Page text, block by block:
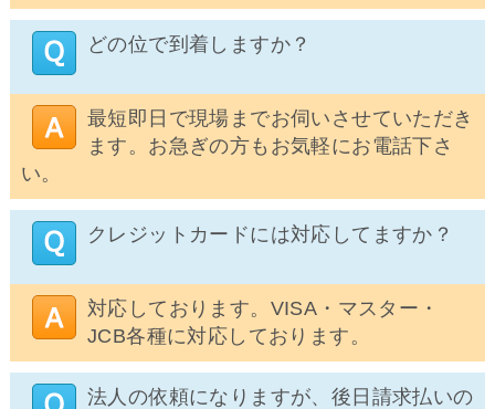
どの位で到着しますか？
最短即日で現場までお伺いさせていただき
ます。お急ぎの方もお気軽にお電話下さ
い。
クレジットカードには対応してますか？
対応しております。VISA・マスター・
JCB各種に対応しております。
法人の依頼になりますが、後日請求払いの